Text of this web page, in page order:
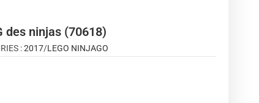
des ninjas (70618)
:2017/LEGO NINJAGO